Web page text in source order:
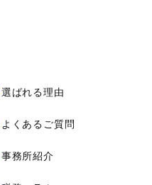
選ばれる理由
よくあるご質問
事務所紹介